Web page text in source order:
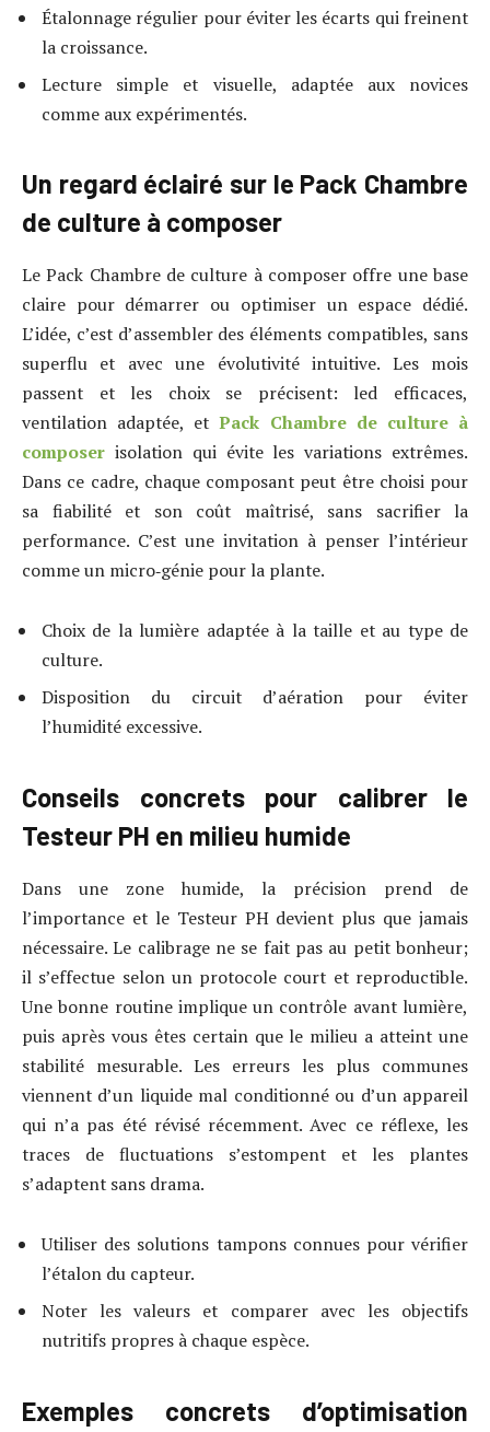
Étalonnage régulier pour éviter les écarts qui freinent
la croissance.
Lecture simple et visuelle, adaptée aux novices
comme aux expérimentés.
Un regard éclairé sur le Pack Chambre
de culture à composer
Le Pack Chambre de culture à composer offre une base
claire pour démarrer ou optimiser un espace dédié.
L’idée, c’est d’assembler des éléments compatibles, sans
superflu et avec une évolutivité intuitive. Les mois
passent et les choix se précisent: led efficaces,
ventilation adaptée, etPack Chambre de culture à
composer isolation qui évite les variations extrêmes.
Dans ce cadre, chaque composant peut être choisi pour
sa fiabilité et son coût maîtrisé, sans sacrifier la
performance. C’est une invitation à penser l’intérieur
comme un micro‑génie pour la plante.
Choix de la lumière adaptée à la taille et au type de
culture.
Disposition du circuit d’aération pour éviter
l’humidité excessive.
Conseils concrets pour calibrer le
Testeur PH en milieu humide
Dans une zone humide, la précision prend de
l’importance et le Testeur PH devient plus que jamais
nécessaire. Le calibrage ne se fait pas au petit bonheur;
il s’effectue selon un protocole court et reproductible.
Une bonne routine implique un contrôle avant lumière,
puis après vous êtes certain que le milieu a atteint une
stabilité mesurable. Les erreurs les plus communes
viennent d’un liquide mal conditionné ou d’un appareil
qui n’a pas été révisé récemment. Avec ce réflexe, les
traces de fluctuations s’estompent et les plantes
s’adaptent sans drama.
Utiliser des solutions tampons connues pour vérifier
l’étalon du capteur.
Noter les valeurs et comparer avec les objectifs
nutritifs propres à chaque espèce.
Exemples concrets d’optimisation